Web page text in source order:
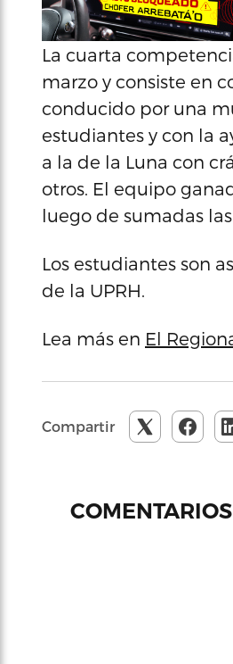
La cuarta
marzo y consiste en
conducido por una
estudiantes y con la
a la de la Luna con
otros. El equipo
luego de sumadas
Los estudiantes son
de la UPRH.
Lea más en El
Compartir
COMENTARIOS